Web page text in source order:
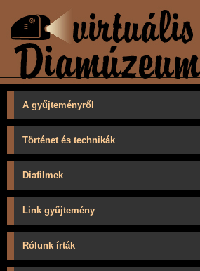
A gyűjteményről
Történet és technikák
Diafilmek
Link gyűjtemény
Rólunk írták